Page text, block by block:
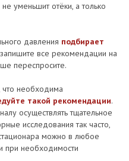
уменьшит отёки, а только
давления подбирает
все рекомендации на
переспросите.
необходима
такой рекомендации.
осуществлять тщательное
исследования так часто,
можно в любое
при необходимости